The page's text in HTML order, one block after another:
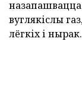
назапашвацца
вуглякіслы
лёгкіх і нырак.